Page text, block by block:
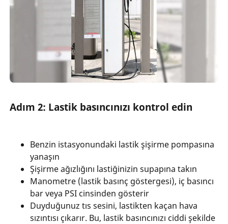
Adım 2: Lastik basıncınızı kontrol edin
Benzin istasyonundaki lastik şişirme pompasına
yanaşın
Şişirme ağızlığını lastiğinizin supapına takın
Manometre (lastik basınç göstergesi), iç basıncı
bar veya PSI cinsinden gösterir
Duyduğunuz tıs sesini, lastikten kaçan hava
sızıntısı çıkarır. Bu, lastik basıncınızı ciddi şekilde